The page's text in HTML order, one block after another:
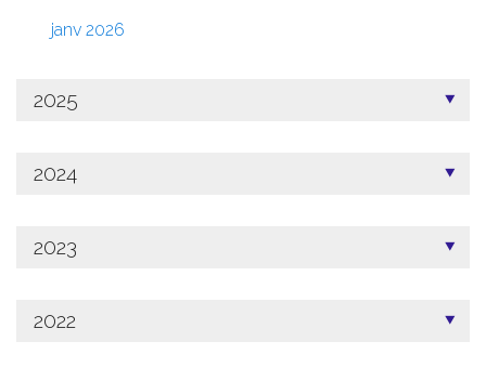
janv 2026
2025
2024
2023
2022